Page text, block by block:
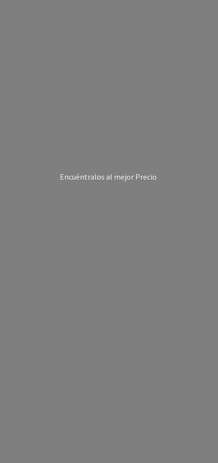
Encuéntralos al mejor Precio